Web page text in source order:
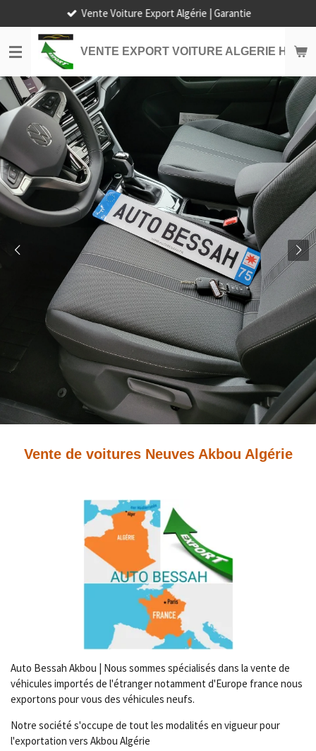
au
contenu
principal
VENTE EXPORT VOITURE ALGERIE HORS
Vente Voiture Export Algérie | Garantie
Vente de voitures Neuves Akbou Algérie
Auto Bessah Akbou | Nous sommes spécialisés dans la vente de
véhicules importés de l'étranger notamment d'Europe france nous
exportons pour vous des véhicules neufs.
Notre société s'occupe de tout les modalités en vigueur pour
l'exportation vers Akbou Algérie